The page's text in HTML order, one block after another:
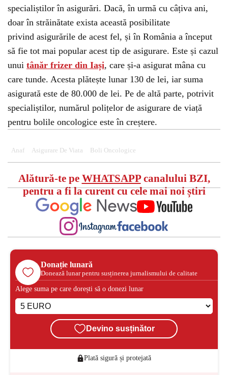
specialiștilor în asigurări. Dacă, în urmă cu câțiva ani,
doar în străinătate exista această posibilitate
privind asigurările de acest fel, și în România a început
să fie tot mai popular acest tip de asigurare. Este și cazul
unui tânăr frizer din Iași, care și-a asigurat mâna cu
care tunde. Acesta plătește lunar 130 de lei, iar suma
asigurată este de 80.000 de lei. Pe de altă parte, potrivit
specialiștilor, numărul polițelor de asigurare de viață
pentru bolile oncologice este în creștere.
Anaf Asigurare De Viata Boli Oncologice
Alătură-te pe WHATSAPPcanalului BZI,
pentru a fi la curent cu cele mai noi știri
Donație lunară
Donează lunar pentru susținerea jurnalismului de calitate
Alege suma pe care dorești să o donezi lunar
Devino susținător
Plată sigură și protejată